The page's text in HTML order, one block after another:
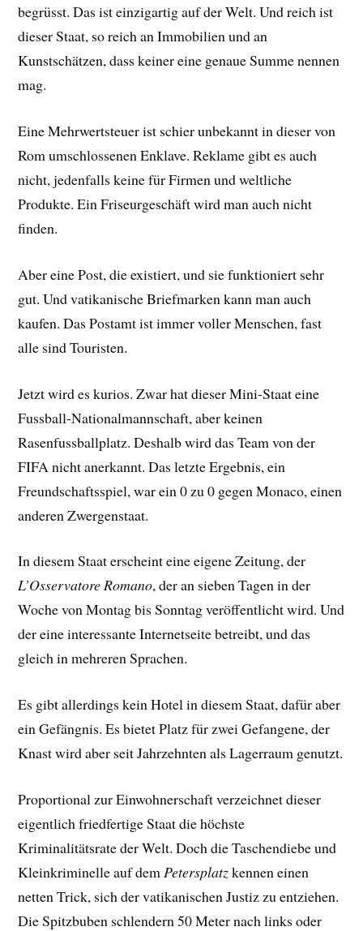
begrüsst. Das ist einzigartig auf der Welt. Und reich ist
dieser Staat, so reich an Immobilien und an
Kunstschätzen, dass keiner eine genaue Summe nennen
mag.
Eine Mehrwertsteuer ist schier unbekannt in dieser von
Rom umschlossenen Enklave. Reklame gibt es auch
nicht, jedenfalls keine für Firmen und weltliche
Produkte. Ein Friseurgeschäft wird man auch nicht
finden.
Aber eine Post, die existiert, und sie funktioniert sehr
gut. Und vatikanische Briefmarken kann man auch
kaufen. Das Postamt ist immer voller Menschen, fast
alle sind Touristen.
Jetzt wird es kurios. Zwar hat dieser Mini-Staat eine
Fussball-Nationalmannschaft, aber keinen
Rasenfussballplatz. Deshalb wird das Team von der
FIFA nicht anerkannt. Das letzte Ergebnis, ein
Freundschaftsspiel, war ein 0 zu 0 gegen Monaco, einen
anderen Zwergenstaat.
In diesem Staat erscheint eine eigene Zeitung, der
L’Osservatore Romano, der an sieben Tagen in der
Woche von Montag bis Sonntag veröffentlicht wird. Und
der eine interessante Internetseite betreibt, und das
gleich in mehreren Sprachen.
Es gibt allerdings kein Hotel in diesem Staat, dafür aber
ein Gefängnis. Es bietet Platz für zwei Gefangene, der
Knast wird aber seit Jahrzehnten als Lagerraum genutzt.
Proportional zur Einwohnerschaft verzeichnet dieser
eigentlich friedfertige Staat die höchste
Kriminalitätsrate der Welt. Doch die Taschendiebe und
Kleinkriminelle auf demPetersplatzkennen einen
netten Trick, sich der vatikanischen Justiz zu entziehen.
Die Spitzbuben schlendern 50 Meter nach links oder